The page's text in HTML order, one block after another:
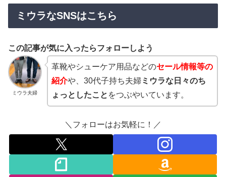
ミウラなSNSはこちら
この記事が気に入ったらフォローしよう
ミウラ夫婦
革靴やシューケア用品などのセール情報等の
紹介や、30代子持ち夫婦ミウラな日々のち
ょっとしたこと をつぶやいています。
＼フォローはお気軽に！／